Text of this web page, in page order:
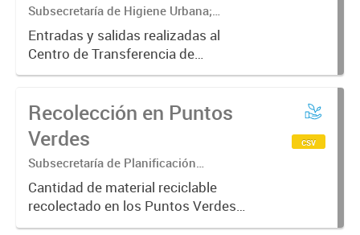
Subsecretaría de Higiene Urbana;
Secretaría de Ambiente y Desarrollo
sustentable
Entradas y salidas realizadas al
Centro de Transferencia de
Residuos Secos ordenado por
residuos y barrio de origen
Recolección en Puntos
Verdes
Subsecretaría de Planificación
Ambiental
Cantidad de material reciclable
recolectado en los Puntos Verdes
ordenado por fecha y ubicación del
csv